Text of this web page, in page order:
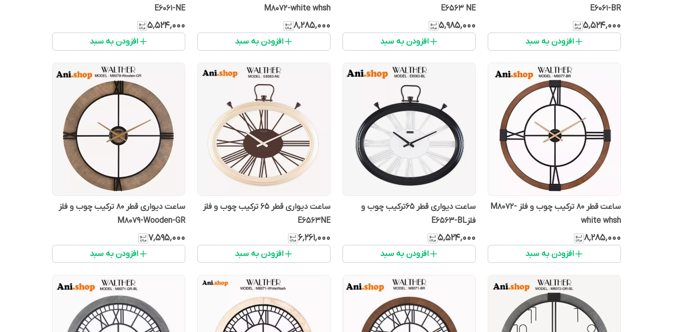
E6061-BR
۵٬۵۲۴٬۰۰۰
افزودن به سبد
E6563 NE
۵٬۹۸۵٬۰۰۰
افزودن به سبد
M8072-white whsh
۸٬۲۸۵٬۰۰۰
افزودن به سبد
E6061-NE
۵٬۵۲۴٬۰۰۰
افزودن به سبد
ساعت قطر 80 ترکیب چوب و فلز M8072-
white whsh
۸٬۲۸۵٬۰۰۰
افزودن به سبد
ساعت دیواری قطر 65ترکیب چوب و
فلزE6563-BL
۵٬۵۲۴٬۰۰۰
افزودن به سبد
ساعت دیواری قطر 65 ترکیب چوب و فلز
E6563NE
۶٬۲۶۱٬۰۰۰
افزودن به سبد
ساعت دیواری قطر 80 ترکیب چوب و فلز
M8079-Wooden-GR
۷٬۵۹۵٬۰۰۰
افزودن به سبد